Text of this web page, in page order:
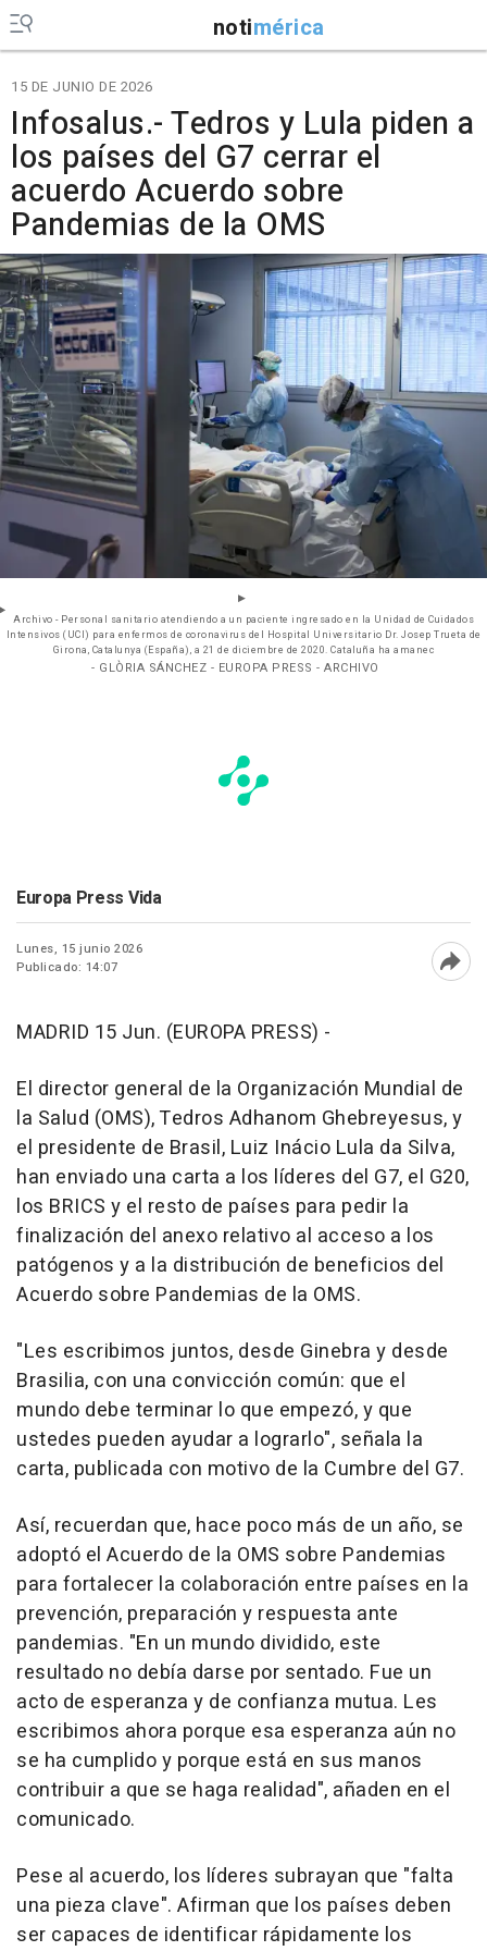
notimérica
15 DE JUNIO DE 2026
Infosalus.- Tedros y Lula piden a
los países del G7 cerrar el
acuerdo Acuerdo sobre
Pandemias de la OMS
Archivo - Personal sanitario atendiendo a un paciente ingresado en la Unidad de Cuidados
Intensivos (UCI) para enfermos de coronavirus del Hospital Universitario Dr. Josep Trueta de
Girona, Catalunya (España), a 21 de diciembre de 2020. Cataluña ha amanec
- GLÒRIA SÁNCHEZ - EUROPA PRESS - ARCHIVO
Europa Press Vida
Lunes, 15 junio 2026
Publicado: 14:07
MADRID 15 Jun. (EUROPA PRESS) -
El director general de la Organización Mundial de
la Salud (OMS), Tedros Adhanom Ghebreyesus, y
el presidente de Brasil, Luiz Inácio Lula da Silva,
han enviado una carta a los líderes del G7, el G20,
los BRICS y el resto de países para pedir la
finalización del anexo relativo al acceso a los
patógenos y a la distribución de beneficios del
Acuerdo sobre Pandemias de la OMS.
"Les escribimos juntos, desde Ginebra y desde
Brasilia, con una convicción común: que el
mundo debe terminar lo que empezó, y que
ustedes pueden ayudar a lograrlo", señala la
carta, publicada con motivo de la Cumbre del G7.
Así, recuerdan que, hace poco más de un año, se
adoptó el Acuerdo de la OMS sobre Pandemias
para fortalecer la colaboración entre países en la
prevención, preparación y respuesta ante
pandemias. "En un mundo dividido, este
resultado no debía darse por sentado. Fue un
acto de esperanza y de confianza mutua. Les
escribimos ahora porque esa esperanza aún no
se ha cumplido y porque está en sus manos
contribuir a que se haga realidad", añaden en el
comunicado.
Pese al acuerdo, los líderes subrayan que "falta
una pieza clave". Afirman que los países deben
ser capaces de identificar rápidamente los